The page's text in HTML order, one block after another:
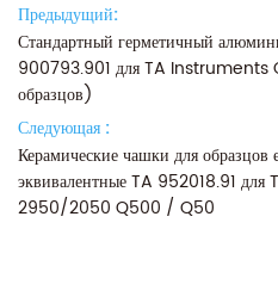
Предыдущий:
Стандартный герметичный
900793.901 для TA Instruments
образцов)
Следующая :
Керамические чашки для
эквивалентные TA 952018.91
2950/2050 Q500 / Q50